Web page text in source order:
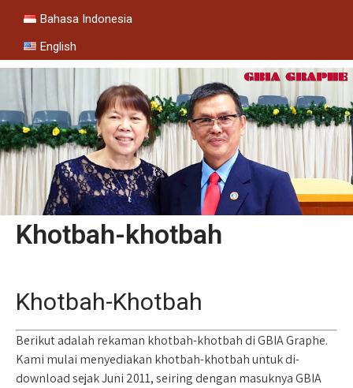
Bahasa Indonesia
English
Khotbah-khotbah
Khotbah-Khotbah
Berikut adalah rekaman khotbah-khotbah di GBIA Graphe.
Kami mulai menyediakan khotbah-khotbah untuk di-
download sejak Juni 2011, seiring dengan masuknya GBIA